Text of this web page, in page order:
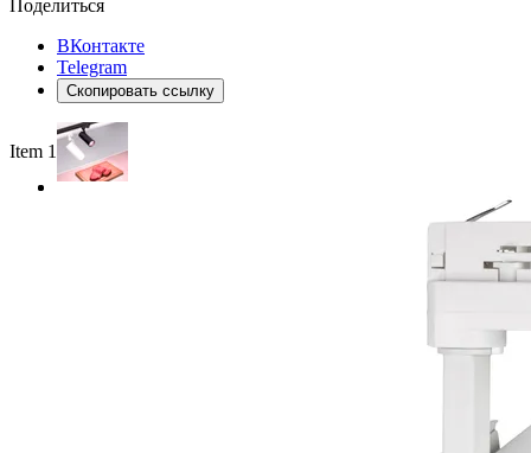
Поделиться
ВКонтакте
Telegram
Скопировать ссылку
Item 1 of 2